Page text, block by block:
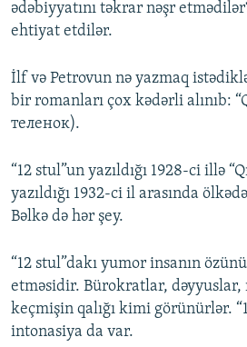
ədəbiyyatını təkrar nəşr
ehtiyat etdilər.
İlf və Petrovun nə yazmaq
bir romanları çox kədərli alınıb:
теленок).
“12 stul”un yazıldığı 1928-ci illə
yazıldığı 1932-ci il arasında
Bəlkə də hər şey.
“12 stul”dakı yumor insanın
etməsidir. Bürokratlar,
keçmişin qalığı kimi görünürlər.
intonasiya da var.